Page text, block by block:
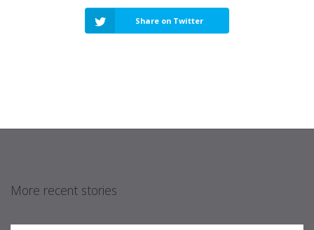
Share on Twitter
More recent stories